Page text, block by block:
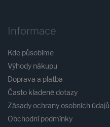
Informace
Kde působíme
Výhody nákupu
Doprava a platba
Často kladené dotazy
Zásady ochrany osobních údajů
Obchodní podmínky